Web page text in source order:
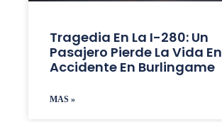
Tragedia En La I-280: Un
Pasajero Pierde La Vida En
Accidente En Burlingame
MAS »